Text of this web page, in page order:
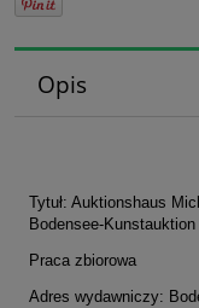
Opis
Tytuł: Auktionshaus
Bodensee-
Praca zbiorowa
Adres wydawniczy: